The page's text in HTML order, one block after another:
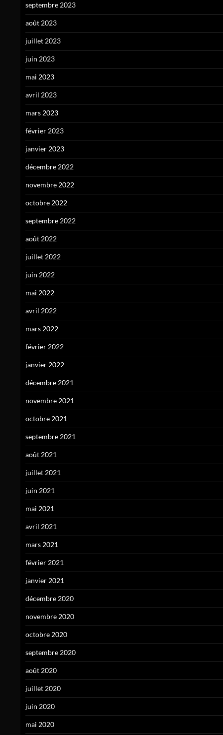
septembre 2023
août 2023
juillet 2023
juin 2023
mai 2023
avril 2023
mars 2023
février 2023
janvier 2023
décembre 2022
novembre 2022
octobre 2022
septembre 2022
août 2022
juillet 2022
juin 2022
mai 2022
avril 2022
mars 2022
février 2022
janvier 2022
décembre 2021
novembre 2021
octobre 2021
septembre 2021
août 2021
juillet 2021
juin 2021
mai 2021
avril 2021
mars 2021
février 2021
janvier 2021
décembre 2020
novembre 2020
octobre 2020
septembre 2020
août 2020
juillet 2020
juin 2020
mai 2020